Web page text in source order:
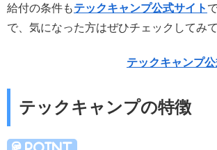
給付の条件もテックキャンプ公式サイト
で、気になった方はぜひチェックしてみて
テックキャンプ
テックキャンプの特徴